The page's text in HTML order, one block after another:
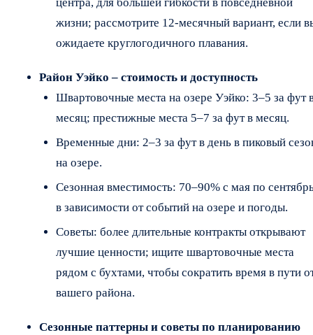
жизни; рассмотрите 12-месячный вариант, если
ожидаете круглогодичного плавания.
Район Уэйко – стоимость и доступность
Швартовочные места на озере Уэйко: 3–5 за фут
месяц; престижные места 5–7 за фут в месяц.
Временные дни: 2–3 за фут в день в пиковый
на озере.
Сезонная вместимость: 70–90% с мая по
в зависимости от событий на озере и погоды.
Советы: более длительные контракты открывают
лучшие ценности; ищите швартовочные места
рядом с бухтами, чтобы сократить время в пути
вашего района.
Сезонные паттерны и советы по планированию